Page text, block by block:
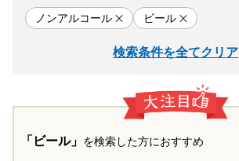
ノンアルコール ビール
検索条件を全てクリア
「ビール」 を検索した方におすすめ